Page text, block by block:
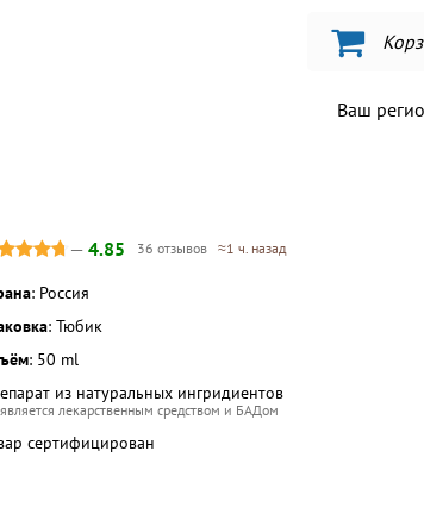
Ваш
— 4.85 36 отзывов ≈1 ч. назад
: Россия
: Тюбик
: 50 ml
из натуральных ингридиентов
лекарственным средством и БАДом
сертифицирован